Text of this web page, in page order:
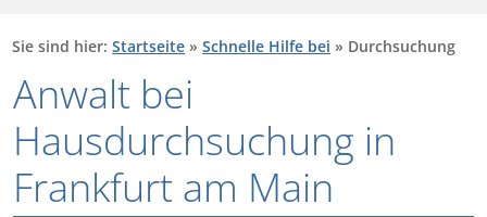
Sie sind hier:Startseite »Schnelle Hilfe bei » Durchsuchung
Anwalt bei
Hausdurchsuchung in
Frankfurt am Main